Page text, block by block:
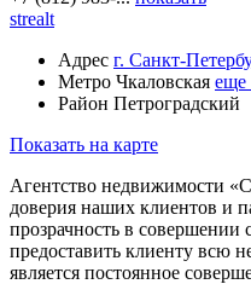
strealt
Адрес г. Санкт-
Метро Чкаловская еще
Район Петроградский
Показать на карте
Агентство недвижимости
доверия наших клиентов и
прозрачность в совершении
предоставить клиенту всю
является постоянное